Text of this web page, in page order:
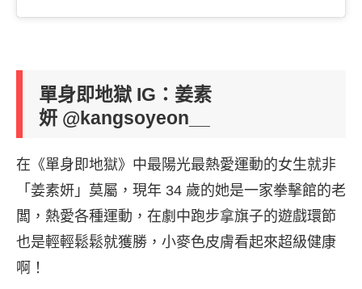
單身即地獄 IG：姜素
妍 @kangsoyeon__
在《單身即地獄》中最陽光最熱愛運動的女生就非
「姜素妍」莫屬，現年 34 歲的她是一家拳擊館的老
闆，熱愛各種運動，在劇中跑步拿旗子的遊戲環節
也是輕輕鬆鬆就獲勝，小麥色皮膚看起來超級健康
啊！